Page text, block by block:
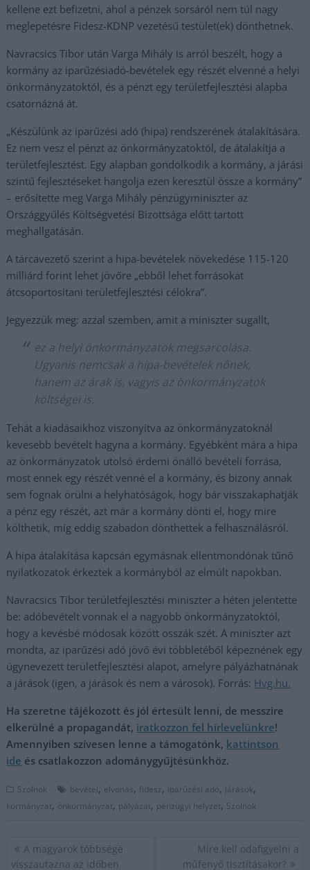
kellene ezt befizetni, ahol a pénzek sorsáról nem túl nagy
meglepetésre Fidesz-KDNP vezetésű testület(ek) dönthetnek.
Navracsics Tibor után Varga Mihály is arról beszélt, hogy a
kormány az iparűzésiadó-bevételek egy részét elvenné a helyi
önkormányzatoktól, és a pénzt egy területfejlesztési alapba
csatornázná át.
„Készülünk az iparűzési adó (hipa) rendszerének átalakítására.
Ez nem vesz el pénzt az önkormányzatoktól, de átalakítja a
területfejlesztést. Egy alapban gondolkodik a kormány, a járási
szintű fejlesztéseket hangolja ezen keresztül össze a kormány”
– erősítette meg Varga Mihály pénzügyminiszter az
Országgyűlés Költségvetési Bizottsága előtt tartott
meghallgatásán.
A tárcavezető szerint a hipa-bevételek növekedése 115-120
milliárd forint lehet jövőre „ebből lehet forrásokat
átcsoportosítani területfejlesztési célokra”.
Jegyezzük meg: azzal szemben, amit a miniszter sugallt,
ez a helyi önkormányzatok megsarcolása.
Ugyanis nemcsak a hipa-bevételek nőnek,
hanem az árak is, vagyis az önkormányzatok
költségei is.
Tehát a kiadásaikhoz viszonyítva az önkormányzatoknál
kevesebb bevételt hagyna a kormány. Egyébként mára a hipa
az önkormányzatok utolsó érdemi önálló bevételi forrása,
most ennek egy részét venné el a kormány, és bizony annak
sem fognak örülni a helyhatóságok, hogy bár visszakaphatják
a pénz egy részét, azt már a kormány dönti el, hogy mire
költhetik, míg eddig szabadon dönthettek a felhasználásról.
A hipa átalakítása kapcsán egymásnak ellentmondónak tűnő
nyilatkozatok érkeztek a kormányból az elmúlt napokban.
Navracsics Tibor területfejlesztési miniszter a héten jelentette
be: adóbevételt vonnak el a nagyobb önkormányzatoktól,
hogy a kevésbé módosak között osszák szét. A miniszter azt
mondta, az iparűzési adó jövő évi többletéből képeznének egy
úgynevezett területfejlesztési alapot, amelyre pályázhatnának
a járások (igen, a járások és nem a városok). Forrás: Hvg.hu.
Ha szeretne tájékozott és jól értesült lenni, de messzire
elkerülné a propagandát, iratkozzon fel hírlevelünkre!
Amennyiben szívesen lenne a támogatónk, kattintson
ide és csatlakozzon adománygyűjtésünkhöz.
Szolnok bevétel, elvonás, fidesz, iparűzési adó, járások,
kormányzat, önkormányzat, pályázat, pénzügyi helyzet, Szolnok
Bejegyzés
navigáció
A magyarok többsége
visszautazna az időben
Mire kell odafigyelni a
műfenyő tisztításakor?